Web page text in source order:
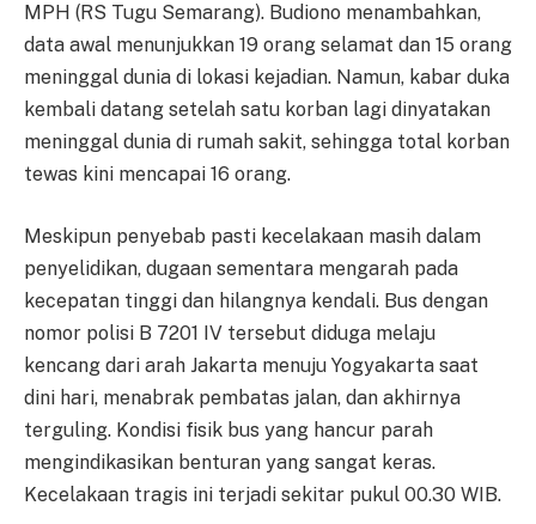
MPH (RS Tugu Semarang). Budiono menambahkan,
data awal menunjukkan 19 orang selamat dan 15 orang
meninggal dunia di lokasi kejadian. Namun, kabar duka
kembali datang setelah satu korban lagi dinyatakan
meninggal dunia di rumah sakit, sehingga total korban
tewas kini mencapai 16 orang.
Meskipun penyebab pasti kecelakaan masih dalam
penyelidikan, dugaan sementara mengarah pada
kecepatan tinggi dan hilangnya kendali. Bus dengan
nomor polisi B 7201 IV tersebut diduga melaju
kencang dari arah Jakarta menuju Yogyakarta saat
dini hari, menabrak pembatas jalan, dan akhirnya
terguling. Kondisi fisik bus yang hancur parah
mengindikasikan benturan yang sangat keras.
Kecelakaan tragis ini terjadi sekitar pukul 00.30 WIB.